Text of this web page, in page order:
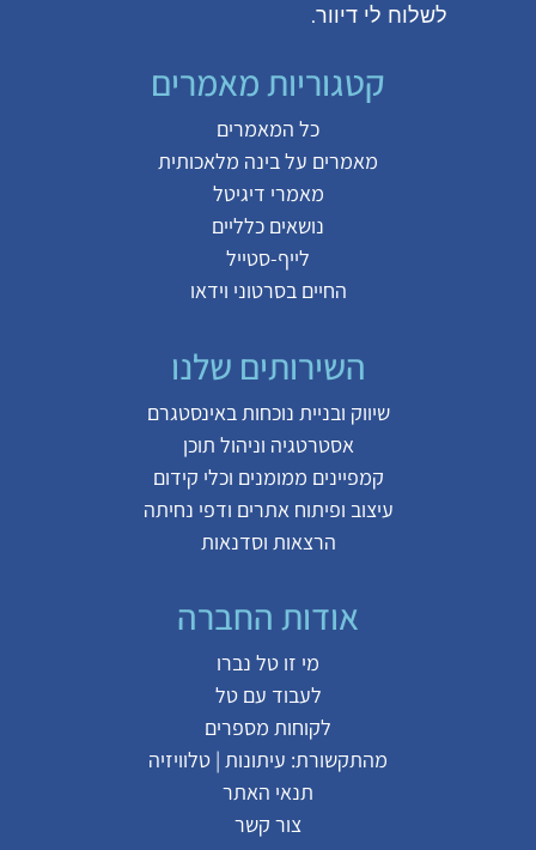
לשלוח לי דיוור.
קטגוריות מאמרים
כל המאמרים
מאמרים עלבינה מלאכותית
מאמרי דיגיטל
נושאים כלליים
לייף-סטייל
החיים בסרטוני וידאו
השירותים שלנו
שיווק ובניית נוכחות באינסטגרם
אסטרטגיה וניהול תוכן
קמפיינים ממומנים וכלי קידום
עיצוב ופיתוח אתרים ודפי נחיתה
הרצאות וסדנאות
אודות החברה
מי זו טל נברו
לעבוד עם טל
לקוחות מספרים
מהתקשורת: עיתונות | טלוויזיה
תנאי האתר
צור קשר